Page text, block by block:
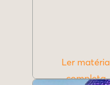
Ler matéria
completa